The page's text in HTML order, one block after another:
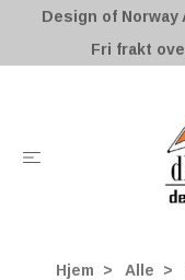
Design of Norway
Fri frakt
Hjem Alle